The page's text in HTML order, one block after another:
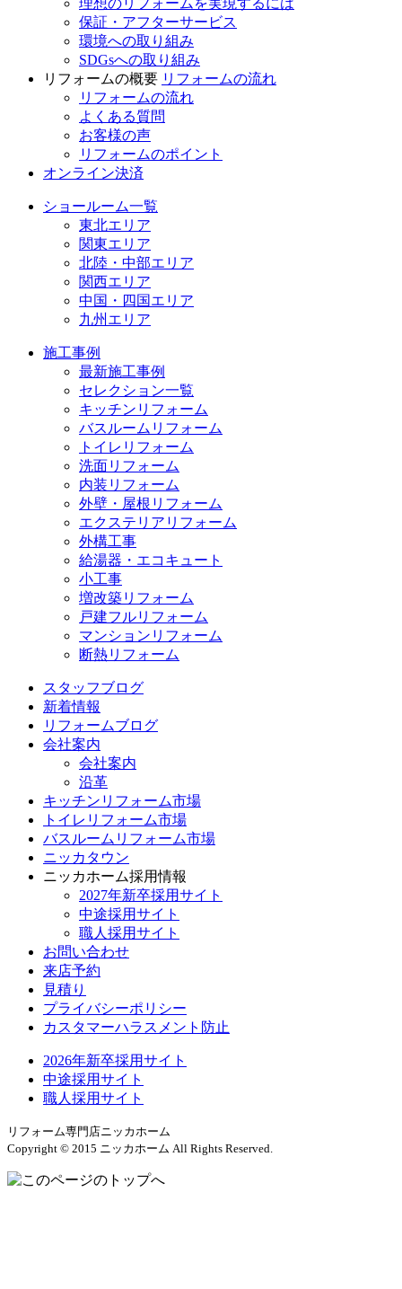
理想のリフォームを実現するには
保証・アフターサービス
環境への取り組み
SDGsへの取り組み
リフォームの概要 リフォームの流れ
リフォームの流れ
よくある質問
お客様の声
リフォームのポイント
オンライン決済
ショールーム一覧
東北エリア
関東エリア
北陸・中部エリア
関西エリア
中国・四国エリア
九州エリア
施工事例
最新施工事例
セレクション一覧
キッチンリフォーム
バスルームリフォーム
トイレリフォーム
洗面リフォーム
内装リフォーム
外壁・屋根リフォーム
エクステリアリフォーム
外構工事
給湯器・エコキュート
小工事
増改築リフォーム
戸建フルリフォーム
マンションリフォーム
断熱リフォーム
スタッフブログ
新着情報
リフォームブログ
会社案内
会社案内
沿革
キッチンリフォーム市場
トイレリフォーム市場
バスルームリフォーム市場
ニッカタウン
ニッカホーム採用情報
2027年新卒採用サイト
中途採用サイト
職人採用サイト
お問い合わせ
来店予約
見積り
プライバシーポリシー
カスタマーハラスメント防止
2026年新卒採用サイト
中途採用サイト
職人採用サイト
リフォーム専門店ニッカホーム
Copyright © 2015 ニッカホーム All Rights Reserved.